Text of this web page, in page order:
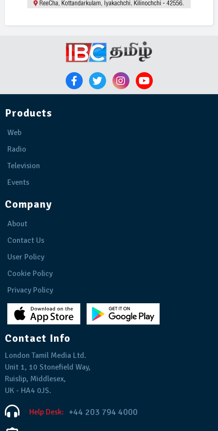
Products
Web
Radio
Television
Events
Company
About
Contact Us
User Policy
Cookie Policy
Privacy Policy
Contact Info
London Tamil Media Ltd.
Unit 1, 10 Stonefield Way,
Ruislip, Middlesex,
UK - HA4 0JS.
Help Desk: +44 203 794 4000